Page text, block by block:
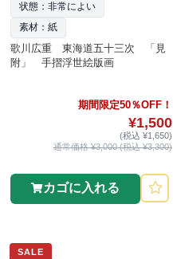
状態：非常によい
素材：紙
歌川広重 東海道五十三次 「見
附」 手摺浮世絵版画
期間限定50％OFF！
¥1,500
(税込 ¥1,650)
通常価格 ¥3,000 (税込 ¥3,300)
カゴに入れる
SALE